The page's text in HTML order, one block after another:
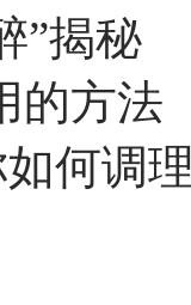
”揭秘
的方法
何调